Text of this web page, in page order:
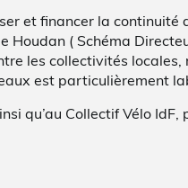
et financer la
( Schéma
les collectivités
est particulièrement
qu’au Collectif Vélo